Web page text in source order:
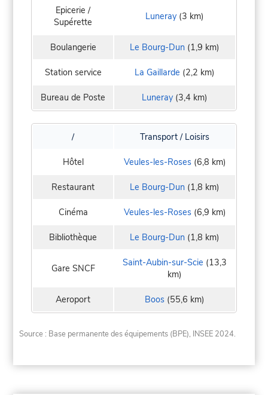
Epicerie /
Supérette
Luneray (3 km)
Boulangerie Le Bourg-Dun (1,9 km)
Station service La Gaillarde (2,2 km)
Bureau de Poste Luneray (3,4 km)
/ Transport / Loisirs
Hôtel Veules-les-Roses(6,8 km)
Restaurant Le Bourg-Dun (1,8 km)
Cinéma Veules-les-Roses(6,9 km)
Bibliothèque Le Bourg-Dun (1,8 km)
Gare SNCF Saint-Aubin-sur-Scie (13,3
km)
Aeroport Boos (55,6 km)
Source : Base permanente des équipements (BPE), INSEE 2024.